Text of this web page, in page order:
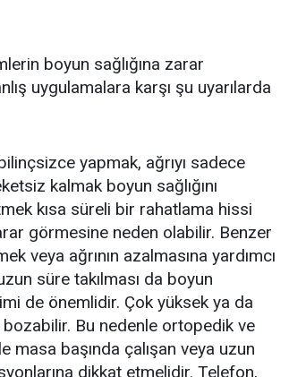
boyun sağlığına zarar
uygulamalara karşı şu uyarılarda
yapmak, ağrıyı sadece
kalmak boyun sağlığını
kısa süreli bir rahatlama hissi
görmesine neden olabilir. Benzer
veya ağrının azalmasına yardımcı
süre takılması da boyun
de önemlidir. Çok yüksek ya da
Bu nedenle ortopedik ve
masa başında çalışan veya uzun
dikkat etmelidir. Telefon,